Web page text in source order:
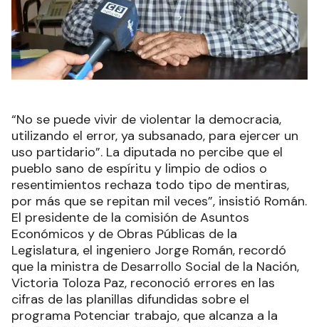
“No se puede vivir de violentar la democracia,
utilizando el error, ya subsanado, para ejercer un
uso partidario”. La diputada no percibe que el
pueblo sano de espíritu y limpio de odios o
resentimientos rechaza todo tipo de mentiras,
por más que se repitan mil veces”, insistió Román.
El presidente de la comisión de Asuntos
Económicos y de Obras Públicas de la
Legislatura, el ingeniero Jorge Román, recordó
que la ministra de Desarrollo Social de la Nación,
Victoria Toloza Paz, reconoció errores en las
cifras de las planillas difundidas sobre el
programa Potenciar trabajo, que alcanza a la